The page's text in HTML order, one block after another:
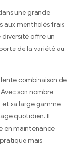
une grande
aux mentholés frais
diversité offre un
de la variété au
combinaison de
son nombre
sa large gamme
quotidien. Il
en maintenance
mais